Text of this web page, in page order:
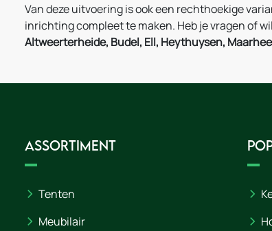
Van deze uitvoering is ook een rechthoekige
inrichting compleet te maken. Heb je vragen of
Altweerterheide, Budel, Ell, Heythuysen,
Assortiment
Tenten
Meubilair